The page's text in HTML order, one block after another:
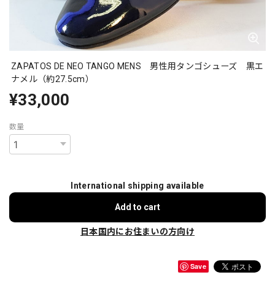
ZAPATOS DE NEO TANGO MENS 男性用タンゴシューズ 黒エ
ナメル（約27.5cm）
¥33,000
数量
International shipping available
Add to cart
日本国内にお住まいの方向け
Save